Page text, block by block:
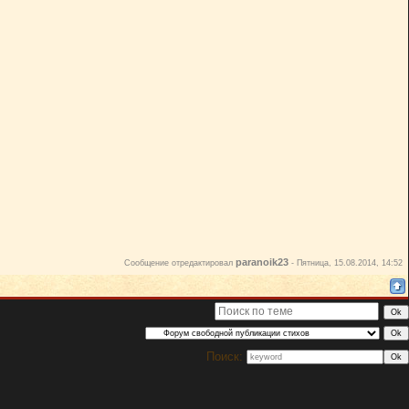
Сообщение отредактировал paranoik23 - Пятница, 15.08.2014, 14:52
Поиск: